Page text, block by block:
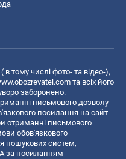
в тому числі фото- та відео-),
та всіх його
заборонено.
письмового дозволу
посилання на сайт
отриманні письмового
обов'язкового
пошукових систем,
за посиланням